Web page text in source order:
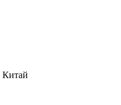
Китай